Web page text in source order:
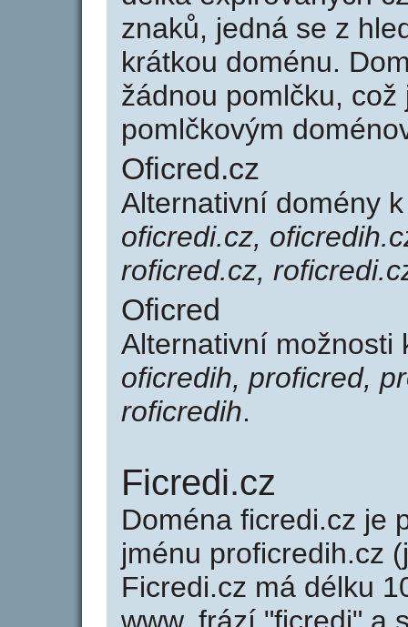
znaků, jedná se z
krátkou doménu.
žádnou pomlčku,
pomlčkovým
Oficred.cz
Alternativní domény
oficredi.cz,
roficred.cz,
Oficred
Alternativní
oficredih, proficred,
roficredih.
Ficredi.cz
Doména ficredi.cz je
jménu proficredih.cz
Ficredi.cz má délku